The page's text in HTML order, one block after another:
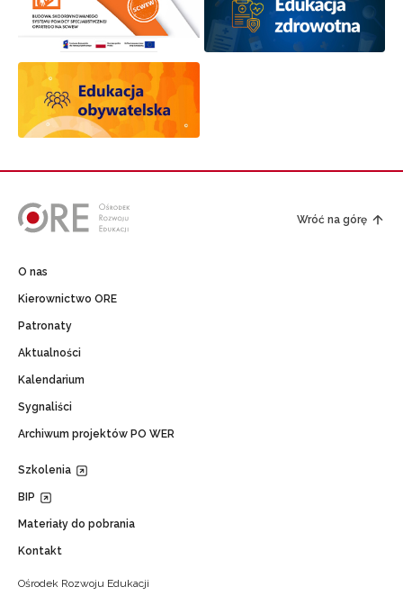
Wróć na górę
O nas
Kierownictwo ORE
Patronaty
Aktualności
Kalendarium
Sygnaliści
Archiwum projektów PO WER
Szkolenia
BIP
Materiały do pobrania
Kontakt
Ośrodek Rozwoju Edukacji